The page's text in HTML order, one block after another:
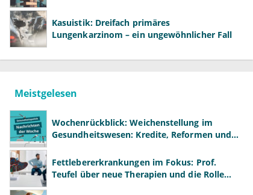
Kasuistik: Dreifach primäres
Lungenkarzinom – ein ungewöhnlicher Fall
Meistgelesen
Wochenrückblick: Weichenstellung im
Gesundheitswesen: Kredite, Reformen und
Fettlebererkrankungen im Fokus: Prof.
Teufel über neue Therapien und die Rolle